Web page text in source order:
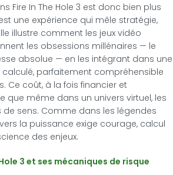
Fire In The Hole 3 est donc bien plus
une expérience qui mêle stratégie,
illustre comment les jeux vidéo
les obsessions millénaires — le
absolue — en les intégrant dans une
parfaitement compréhensible
Ce coût, à la fois financier et
que même dans un univers virtuel, les
de sens. Comme dans les légendes
la puissance exige courage, calcul
des enjeux.
3 et ses mécaniques de risque